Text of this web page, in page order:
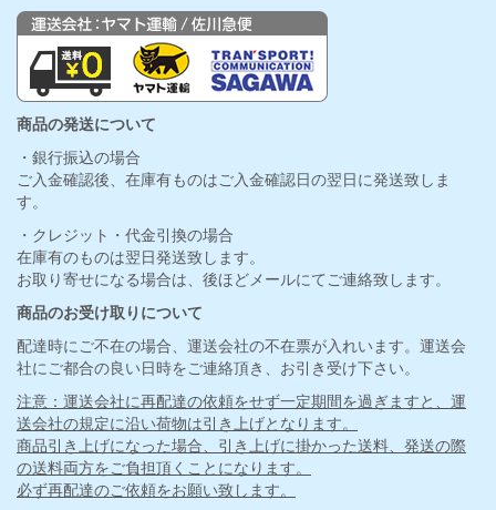
商品の発送について
・銀行振込の場合
ご入金確認後、在庫有ものはご入金確認日の翌日に発送致しま
す。
・クレジット・代金引換の場合
在庫有のものは翌日発送致します。
お取り寄せになる場合は、後ほどメールにてご連絡致します。
商品のお受け取りについて
配達時にご不在の場合、運送会社の不在票が入れいます。運送会
社にご都合の良い日時をご連絡頂き、お引き受け下さい。
注意：運送会社に再配達の依頼をせず一定期間を過ぎますと、運
送会社の規定に沿い荷物は引き上げとなります。
商品引き上げになった場合、引き上げに掛かった送料、発送の際
の送料両方をご負担頂くことになります。
必ず再配達のご依頼をお願い致します。